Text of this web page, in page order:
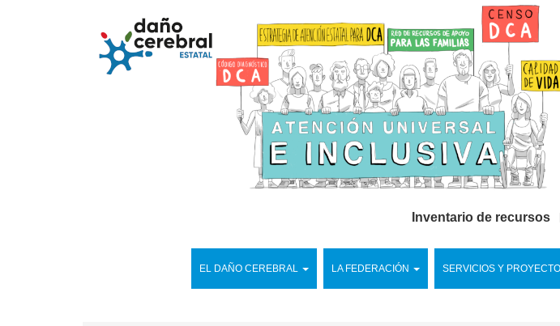
EL DAÑO CEREBRAL LA FEDERACIÓN SERVICIOS Y
Inventario de recursos